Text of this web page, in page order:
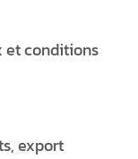
et conditions
export